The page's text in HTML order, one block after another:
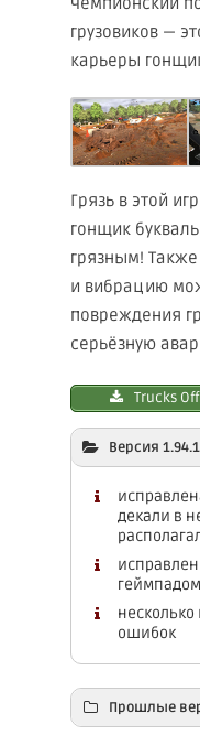
грузовиков —
карьеры
Грязь в этой
гонщик
грязным!
и вибрацию
повреждения
серьёзную
Trucks
Версия
декали в
геймпадом
ошибок
Прошлые